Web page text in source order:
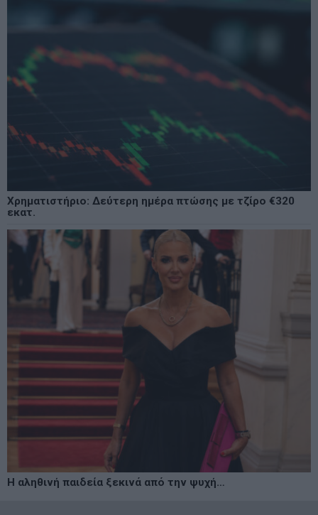
Χρηματιστήριο: Δεύτερη ημέρα πτώσης με τζίρο €320
εκατ.
Η αληθινή παιδεία ξεκινά από την ψυχή…